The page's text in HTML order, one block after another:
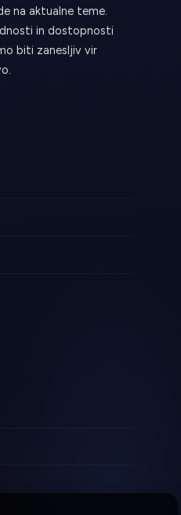
na aktualne teme.
in dostopnosti
biti zanesljiv vir